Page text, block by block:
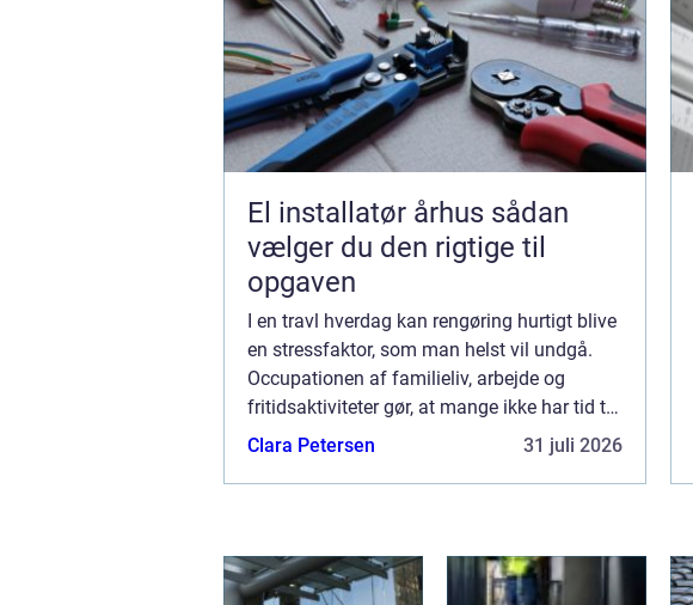
El installatør århus sådan
vælger du den rigtige til
opgaven
I en travl hverdag kan rengøring hurtigt blive
en stressfaktor, som man helst vil undgå.
Occupationen af familieliv, arbejde og
fritidsaktiviteter gør, at mange ikke har tid til
at holde hjemmet rent. Heldigvis findes der
Clara Petersen 31 juli 2026